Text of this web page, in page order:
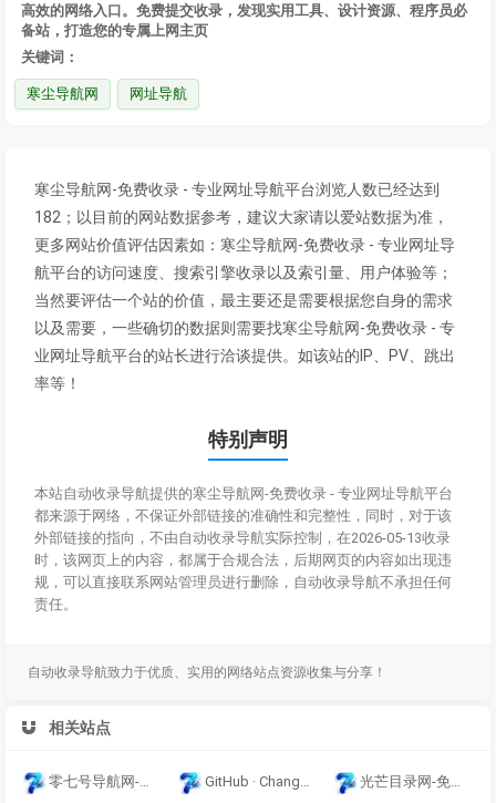
高效的网络入口。免费提交收录，发现实用工具、设计资源、程序员必
备站，打造您的专属上网主页
关键词：
寒尘导航网 网址导航
寒尘导航网-免费收录 - 专业网址导航平台浏览人数已经达到
182；以目前的网站数据参考，建议大家请以爱站数据为准，
更多网站价值评估因素如：寒尘导航网-免费收录 - 专业网址导
航平台的访问速度、搜索引擎收录以及索引量、用户体验等；
当然要评估一个站的价值，最主要还是需要根据您自身的需求
以及需要，一些确切的数据则需要找寒尘导航网-免费收录 - 专
业网址导航平台的站长进行洽谈提供。如该站的IP、PV、跳出
率等！
特别声明
本站自动收录导航提供的寒尘导航网-免费收录 - 专业网址导航平台
都来源于网络，不保证外部链接的准确性和完整性，同时，对于该
外部链接的指向，不由自动收录导航实际控制，在2026-05-13收录
时，该网页上的内容，都属于合规合法，后期网页的内容如出现违
规，可以直接联系网站管理员进行删除，自动收录导航不承担任何
责任。
自动收录导航致力于优质、实用的网络站点资源收集与分享！
相关站点
零七号导航网-网址导航-收录网站-免费收录-自动秒收录-导航网站-提供免费源码 GitHub · Change is constant. GitHub keeps you ahead. · GitHub 光芒目录网-免费提供外链发布自动收录导航网,来路自动排第一。